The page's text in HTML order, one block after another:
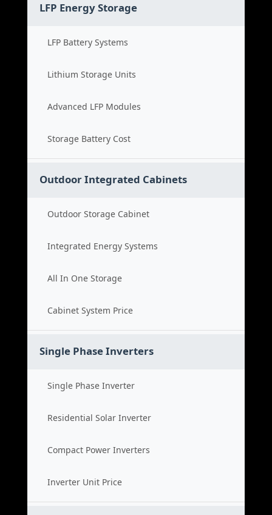
LFP Energy Storage
LFP Battery Systems
Lithium Storage Units
Advanced LFP Modules
Storage Battery Cost
Outdoor Integrated Cabinets
Outdoor Storage Cabinet
Integrated Energy Systems
All In One Storage
Cabinet System Price
Single Phase Inverters
Single Phase Inverter
Residential Solar Inverter
Compact Power Inverters
Inverter Unit Price